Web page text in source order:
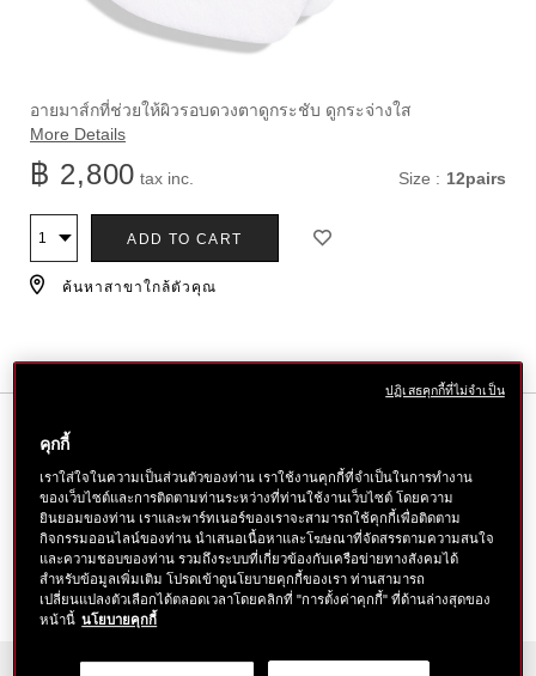
ราย
ละเอียด
https://www.shiseido.co.th/th/vital-
perfection-
uplifting-
and-
express-
mask-
1011638030.html
ลำดับ
สินค้า
1011638030
อายมาส์กที่ช่วยให้ผิวรอบดวงตาดูกระชับ ดูกระจ่างใส
More Details
฿ 2,800 tax inc.
แบบ
Size : 12pairs
ตัว
เลือก
การ
สินค้า
ตะกร้า
สินค้า
จำนวน ADD TO CART
ค้นหาสาขาใกล้ตัวคุณ
รายละเอียด
มาสก์ที่ช่วยฟื้นบำรุงผิวรอบดวงตาที่เหนื่อยล้าอันเนื่องมา
จากวัยที่เพิ่มขึ้น มอบความชุ่มชื้น เพื่อผิวแลดูกระจ่างใส
ฟื้นบำรุงให้ผิวแลดูกระชับ ด้วยประสิทธิภาพของเรตินอล
และ ReNeura Technology++™
คุกกี้
เราใส่ใจในความเป็นส่วนตัวของท่าน เราใช้งานคุกกี้ที่จำเป็นในการทำงาน
ของเว็บไซต์และการติดตามท่านระหว่างที่ท่านใช้งานเว็บไซต์ โดยความ
ยินยอมของท่าน เราและพาร์ทเนอร์ของเราจะสามารถใช้คุกกี้เพื่อติดตาม
กิจกรรมออนไลน์ของท่าน นำเสนอเนื้อหาและโฆษณาที่จัดสรรตามความสนใจ
และความชอบของท่าน รวมถึงระบบที่เกี่ยวข้องกับเครือข่ายทางสังคมได้
สำหรับข้อมูลเพิ่มเติม โปรดเข้าดูนโยบายคุกกี้ของเรา ท่านสามารถ
เปลี่ยนแปลงตัวเลือกได้ตลอดเวลาโดยคลิกที่ "การตั้งค่าคุกกี้" ที่ด้านล่างสุดของ
หน้านี้ นโยบายคุกกี้
ปฏิเสธคุกกี้ที่ไม่จำเป็น